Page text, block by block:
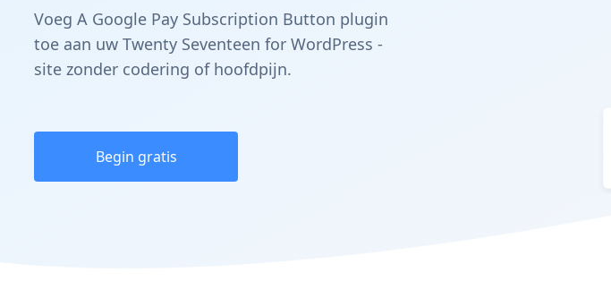
Voeg A Google Pay Subscription Button plugin
toe aan uw Twenty Seventeen for WordPress -
site zonder codering of hoofdpijn.
Begin gratis